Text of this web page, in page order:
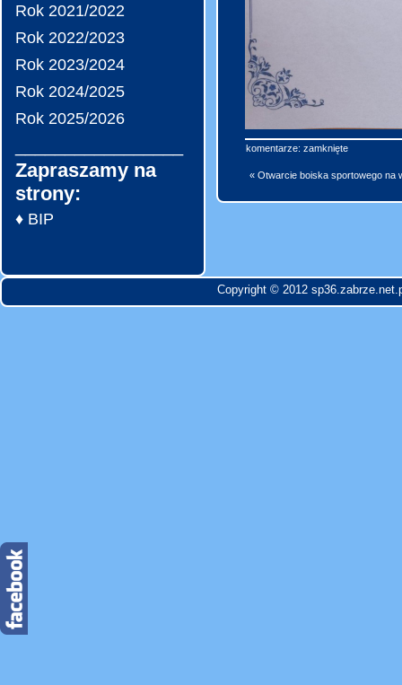
Rok 2021/2022
Rok 2022/2023
Rok 2023/2024
Rok 2024/2025
Rok 2025/2026
Zapraszamy na
strony:
♦ BIP
komentarze: zamknięte
« Otwarcie boiska sportowego na
Copyright © 2012